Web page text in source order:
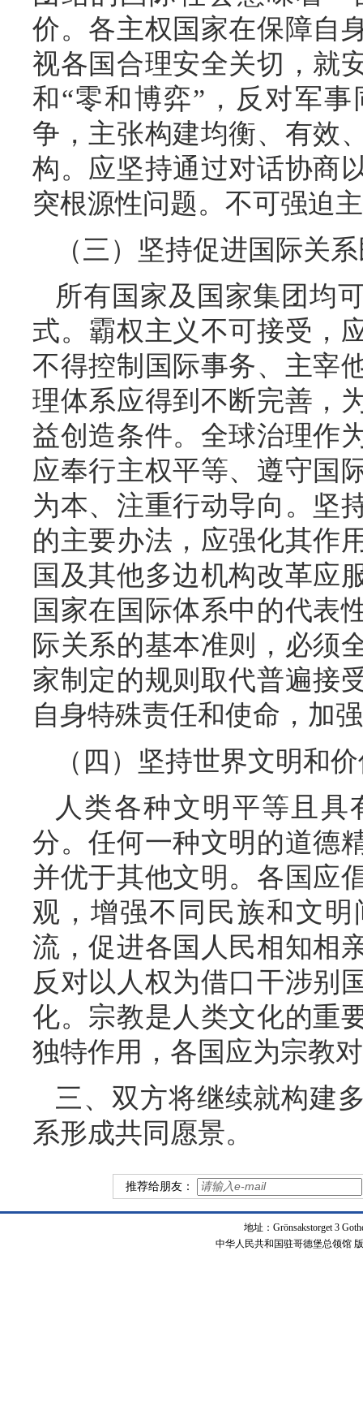
价。各主权国家在保障自
视各国合理安全关切，就
和“零和博弈”，反对军
争，主张构建均衡、有效
构。应坚持通过对话协商
突根源性问题。不可强迫
（三）坚持促进国际关
所有国家及国家集团均
式。霸权主义不可接受，
不得控制国际事务、主宰
理体系应得到不断完善，
益创造条件。全球治理作
应奉行主权平等、遵守国
为本、注重行动导向。坚
的主要办法，应强化其作
国及其他多边机构改革应
国家在国际体系中的代表
际关系的基本准则，必须
家制定的规则取代普遍接
自身特殊责任和使命，加
（四）坚持世界文明和
人类各种文明平等且
分。任何一种文明的道德
并优于其他文明。各国应
观，增强不同民族和文
流，促进各国人民相知相
反对以人权为借口干涉别
化。宗教是人类文化的重
独特作用，各国应为宗教
三、双方将继续就构建
系形成共同愿景。
推荐给朋友：
地址：Grönsakstorget 3
中华人民共和国驻哥德堡总领馆